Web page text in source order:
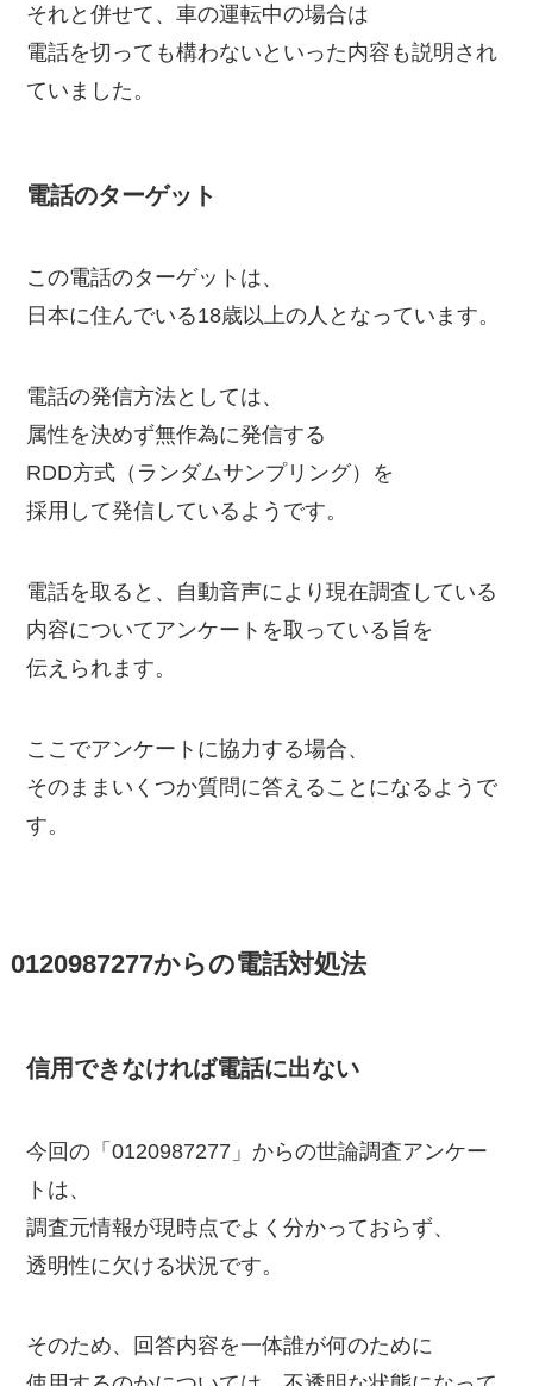
それと併せて、車の運転中の場合は
電話を切っても構わないといった内容も説明され
ていました。
電話のターゲット
この電話のターゲットは、
日本に住んでいる18歳以上の人となっています。
電話の発信方法としては、
属性を決めず無作為に発信する
RDD方式（ランダムサンプリング）を
採用して発信しているようです。
電話を取ると、自動音声により現在調査している
内容についてアンケートを取っている旨を
伝えられます。
ここでアンケートに協力する場合、
そのままいくつか質問に答えることになるようで
す。
0120987277からの電話対処法
信用できなければ電話に出ない
今回の「0120987277」からの世論調査アンケー
トは、
調査元情報が現時点でよく分かっておらず、
透明性に欠ける状況です。
そのため、回答内容を一体誰が何のために